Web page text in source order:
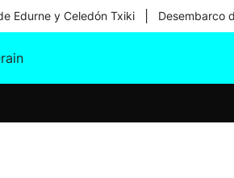
Edurne y Celedón Txiki Desembarco